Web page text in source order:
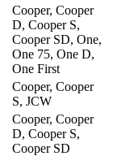
Cooper, Cooper
D, Cooper S,
Cooper SD, One,
One 75, One D,
One First
Cooper, Cooper
S, JCW
Cooper, Cooper
D, Cooper S,
Cooper SD